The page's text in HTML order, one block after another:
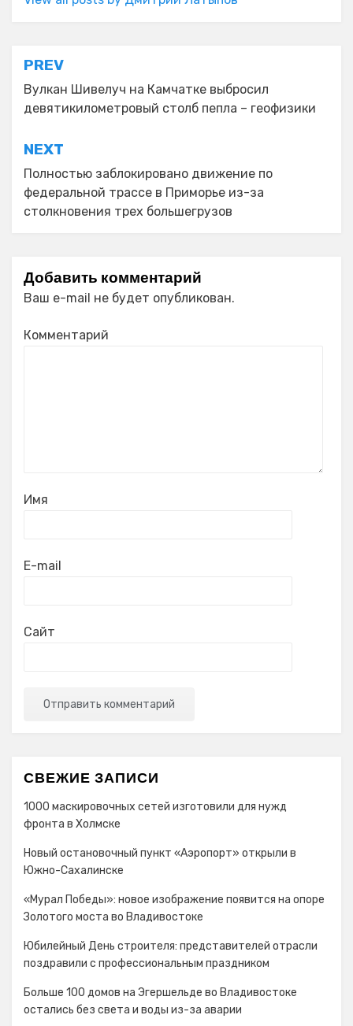
Навигация
по
записям
PREV
Вулкан Шивелуч на Камчатке выбросил
девятикилометровый столб пепла – геофизики
NEXT
Полностью заблокировано движение по
федеральной трассе в Приморье из-за
столкновения трех большегрузов
Добавить комментарий
Ваш e-mail не будет опубликован.
Комментарий
Имя
E-mail
Сайт
СВЕЖИЕ ЗАПИСИ
1000 маскировочных сетей изготовили для нужд
фронта в Холмске
Новый остановочный пункт «Аэропорт» открыли в
Южно-Сахалинске
«Мурал Победы»: новое изображение появится на опоре
Золотого моста во Владивостоке
Юбилейный День строителя: представителей отрасли
поздравили с профессиональным праздником
Больше 100 домов на Эгершельде во Владивостоке
остались без света и воды из-за аварии